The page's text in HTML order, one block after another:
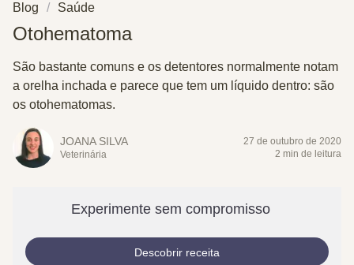
Blog Saúde
Otohematoma
São bastante comuns e os detentores normalmente notam
a orelha inchada e parece que tem um líquido dentro: são
os otohematomas.
JOANA SILVA
Veterinária
27 de outubro de 2020
2 min de leitura
Experimente sem compromisso
Descobrir receita